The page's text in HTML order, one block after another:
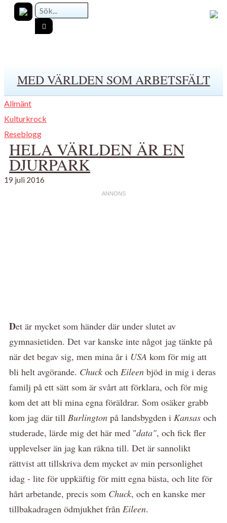
MED VÄRLDEN SOM ARBETSFÄLT
Allmänt
Kulturkrock
Reseblogg
HELA VÄRLDEN ÄR EN
DJURPARK
19 juli 2016
Det är mycket som händer där under slutet av
gymnasietiden. Det var kanske inte något jag tänkte på
när det begav sig, men mina år i USA kom för mig att
bli helt avgörande. Chuck och Eileen bjöd in mig i deras
familj på ett sätt som är svårt att förklara, och för mig
kom det att bli mina egna föräldrar. Som osäker grabb
kom jag där till Burlington på landsbygden i Kansas och
studerade, lärde mig det här med "data", och fick fler
upplevelser än jag kan räkna till. Det är sannolikt
rättvist att tillskriva dem mycket av min personlighet
idag - lite för uppkäftig för mitt egna bästa, och lite för
hårt arbetande, precis som Chuck, och en kanske mer
tillbakadragen ödmjukhet från Eileen.